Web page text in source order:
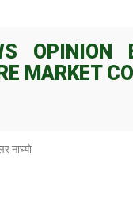
OPINION
MARKET
निक्षेप संकलन गर्ने